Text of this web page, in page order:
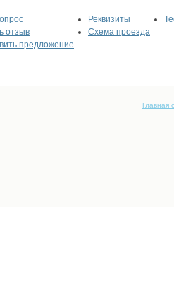
отзыв
предложение
Реквизиты
Схема проезда
Главная